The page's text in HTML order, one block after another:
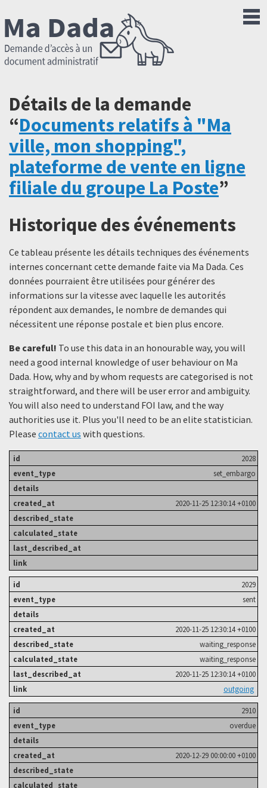
Détails de la demande
“Documents relatifs à "Ma
ville, mon shopping",
plateforme de vente en ligne
filiale du groupe La Poste”
Historique des événements
Ce tableau présente les détails techniques des événements
internes concernant cette demande faite via Ma Dada. Ces
données pourraient être utilisées pour générer des
informations sur la vitesse avec laquelle les autorités
répondent aux demandes, le nombre de demandes qui
nécessitent une réponse postale et bien plus encore.
Be careful! To use this data in an honourable way, you will
need a good internal knowledge of user behaviour on Ma
Dada. How, why and by whom requests are categorised is not
straightforward, and there will be user error and ambiguity.
You will also need to understand FOI law, and the way
authorities use it. Plus you'll need to be an elite statistician.
Please contact us with questions.
2028
set_embargo
2020-11-25 12:30:14 +0100
2029
sent
2020-11-25 12:30:14 +0100
waiting_response
waiting_response
2020-11-25 12:30:14 +0100
outgoing
2910
overdue
2020-12-29 00:00:00 +0100